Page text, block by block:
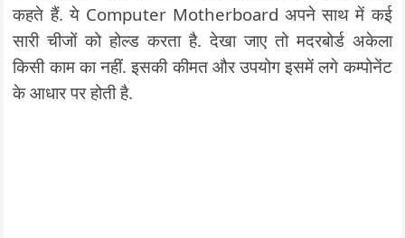
कहते हैं. ये Computer Motherboard अपने साथ में कई
सारी चीजों को होल्ड करता है. देखा जाए तो मदरबोर्ड अकेला
किसी काम का नहीं. इसकी कीमत और उपयोग इसमें लगे कम्पोनेंट
के आधार पर होती है.